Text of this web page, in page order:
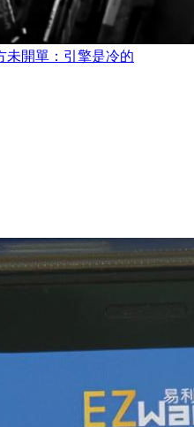
未開單：引擎是冷的